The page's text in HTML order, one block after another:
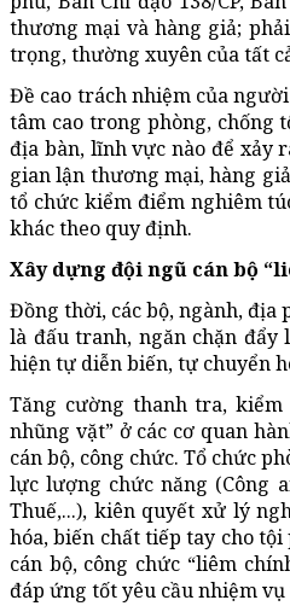
thương mại và hàng giả;
trọng, thường xuyên của tất
Đề cao trách nhiệm của
tâm cao trong phòng, chống
địa bàn, lĩnh vực nào để xảy
gian lận thương mại, hàng
tổ chức kiểm điểm nghiêm
khác theo quy định.
Xây dựng đội ngũ cán bộ
Đồng thời, các bộ, ngành,
là đấu tranh, ngăn chặn
hiện tự diễn biến, tự chuyển
Tăng cường thanh tra,
nhũng vặt” ở các cơ quan
cán bộ, công chức. Tổ chức
lực lượng chức năng (Công
Thuế,...), kiên quyết xử lý
hóa, biến chất tiếp tay cho
cán bộ, công chức “liêm
đáp ứng tốt yêu cầu nhiệm